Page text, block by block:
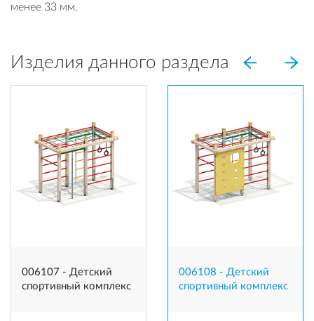
менее 33 мм.
Изделия данного раздела
006107 - Детский
спортивный комплекс
006108 - Детский
спортивный комплекс